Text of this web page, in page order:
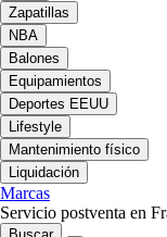
Zapatillas
NBA
Balones
Equipamientos
Deportes EEUU
Lifestyle
Mantenimiento físico
Liquidación
Marcas
Servicio postventa en